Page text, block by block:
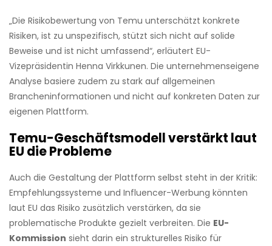
„Die Risikobewertung von Temu unterschätzt konkrete
Risiken, ist zu unspezifisch, stützt sich nicht auf solide
Beweise und ist nicht umfassend“, erläutert EU-
Vizepräsidentin Henna Virkkunen. Die unternehmenseigene
Analyse basiere zudem zu stark auf allgemeinen
Brancheninformationen und nicht auf konkreten Daten zur
eigenen Plattform.
Temu-Geschäftsmodell verstärkt laut
EU die Probleme
Auch die Gestaltung der Plattform selbst steht in der Kritik:
Empfehlungssysteme und Influencer-Werbung könnten
laut EU das Risiko zusätzlich verstärken, da sie
problematische Produkte gezielt verbreiten. Die EU-
Kommission sieht darin ein strukturelles Risiko für